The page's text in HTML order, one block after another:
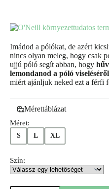
Imádod a pólókat, de azért
nincs olyan meleg, hogy csak
ujjú póló segít abban, hogy
lemondanod a póló
miért ajánljuk neked ezt a férfi
Mérettáblázat
Méret:
S L XL
Szín: